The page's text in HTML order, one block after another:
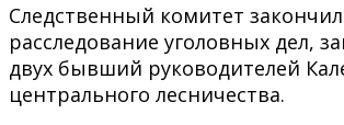
Следственный комитет закончил
расследование уголовных дел,
двух бывший руководителей
центрального лесничества.